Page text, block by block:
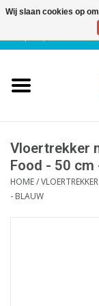
Klantenservice
Blog
Vloertrekker
Food - 50 cm
HOME/
- BLAUW
Wij slaan cookies op